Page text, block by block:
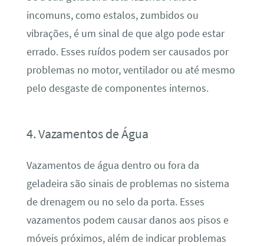
incomuns, como estalos, zumbidos ou
vibrações, é um sinal de que algo pode estar
errado. Esses ruídos podem ser causados por
problemas no motor, ventilador ou até mesmo
pelo desgaste de componentes internos.
4. Vazamentos de Água
Vazamentos de água dentro ou fora da
geladeira são sinais de problemas no sistema
de drenagem ou no selo da porta. Esses
vazamentos podem causar danos aos pisos e
móveis próximos, além de indicar problemas